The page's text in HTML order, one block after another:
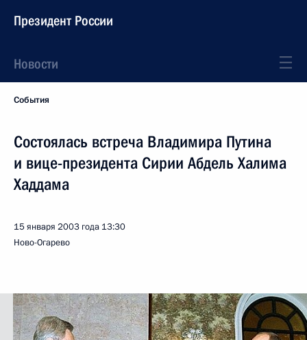
Президент России
Новости
События
Состоялась встреча Владимира Путина
и вице-президента Сирии Абдель Халима
Хаддама
15 января 2003 года 13:30
Ново-Огарево